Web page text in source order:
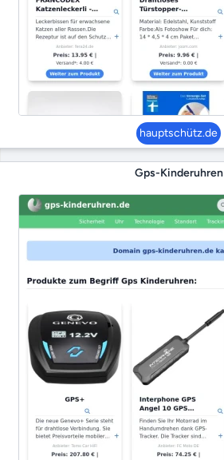
hauptschütz.de
Gps-Kinderuhren